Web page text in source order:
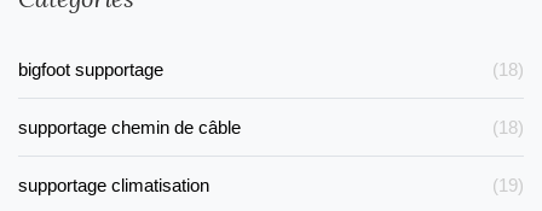
bigfoot supportage (18)
supportage chemin de câble (18)
supportage climatisation (19)